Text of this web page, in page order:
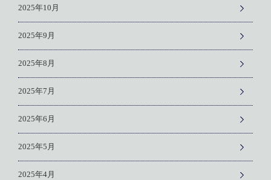
2025年10月
2025年9月
2025年8月
2025年7月
2025年6月
2025年5月
2025年4月